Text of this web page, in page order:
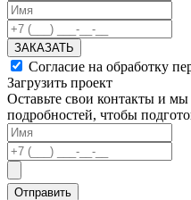
ЗАКАЗАТЬ
Согласие на обработку
Загрузить проект
Оставьте свои контакты и
подробностей, чтобы
Отправить